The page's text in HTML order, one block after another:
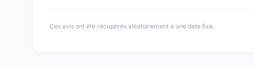
Ces avis ont été récupérés aléatoirement à une date fixe.